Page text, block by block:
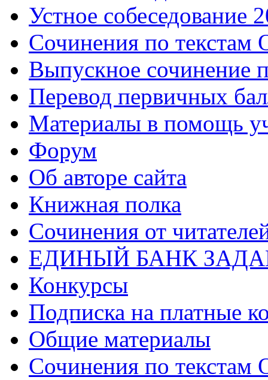
Устное собеседование
Сочинения по текстам
Выпускное сочинение
Перевод первичных
Материалы в помощь
Форум
Об авторе сайта
Книжная полка
Cочинения от
ЕДИНЫЙ БАНК
Конкурсы
Подписка на платные
Общие материалы
Сочинения по текстам